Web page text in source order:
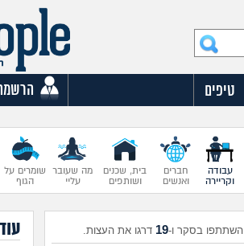
טיפים
עבודה
וקריירה
חברים
ואנשים
בית, שכנים
ושותפים
מה שעובר
עליי
שומרים על
הגוף
השתתפו בסקר ו-19 דרגו את העצות.